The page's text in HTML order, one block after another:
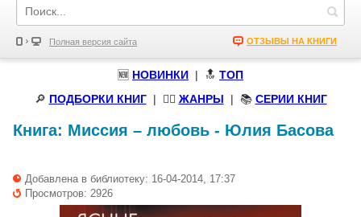
Полная версия сайта ОТЗЫВЫ НА КНИГИ
🆕 НОВИНКИ | 🔝 ТОП
🔎 ПОДБОРКИ КНИГ| 🧝‍♀️ ЖАНРЫ | 📚 СЕРИИ КНИГ
Книга: Миссия – любовь - Юлия Басова
Добавлена в библиотеку: 16-04-2014, 17:37
Просмотров: 2926